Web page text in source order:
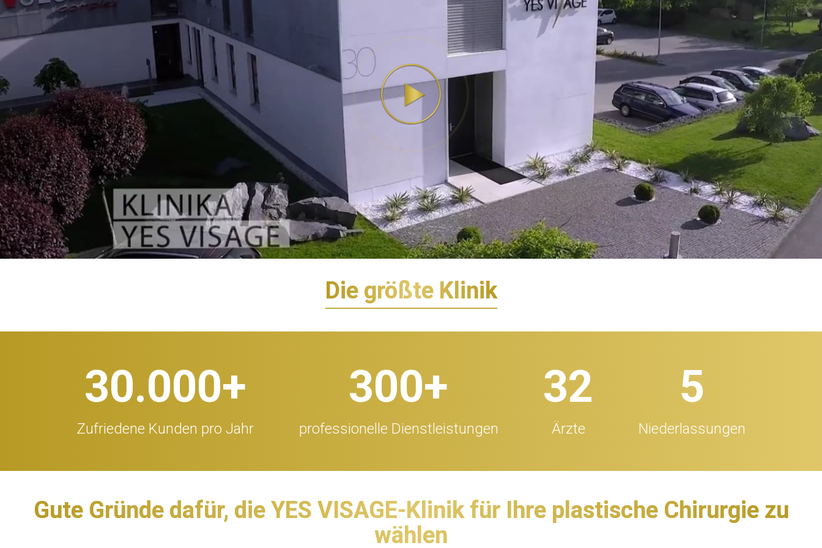
Die größte Klinik
30.000+
Zufriedene Kunden pro Jahr
300+
professionelle Dienstleistungen
32
Ärzte
5
Niederlassungen
Gute Gründe dafür, die YES VISAGE-Klinik für Ihre plastische Chirurgie zu
wählen